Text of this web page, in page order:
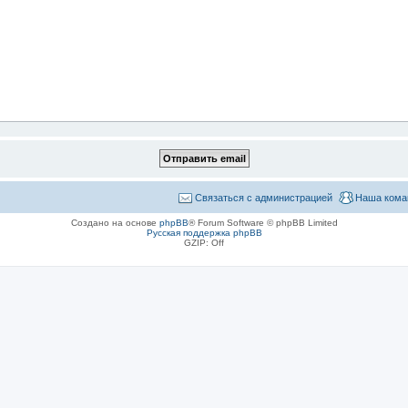
Наша
Связаться с администрацией
Создано на основе phpBB® Forum Software © phpBB Limited
Русская поддержка phpBB
GZIP: Off